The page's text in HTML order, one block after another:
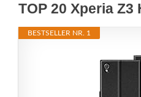
TOP 20 Xperia Z3
BESTSELLER NR. 1